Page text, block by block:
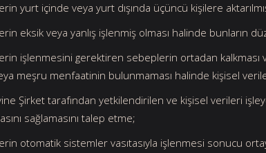
yurt içinde veya yurt dışında üçüncü kişilere
eksik veya yanlış işlenmiş olması halinde bunların
işlenmesini gerektiren sebeplerin ortadan kalkması
meşru menfaatinin bulunmaması halinde kişisel
Şirket tarafından yetkilendirilen ve kişisel verileri
sağlamasını talep etme;
otomatik sistemler vasıtasıyla işlenmesi sonucu